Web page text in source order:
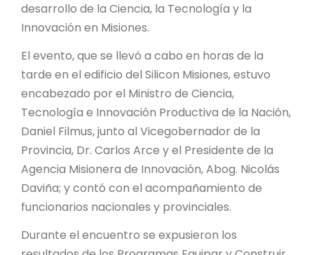
REPOSITORIO
CONTACTO
desarrollo de la Ciencia, la Tecnología y la
Innovación en Misiones.
El evento, que se llevó a cabo en horas de la
tarde en el edificio del Silicon Misiones, estuvo
encabezado por el Ministro de Ciencia,
Tecnología e Innovación Productiva de la Nación,
Daniel Filmus, junto al Vicegobernador de la
Provincia, Dr. Carlos Arce y el Presidente de la
Agencia Misionera de Innovación, Abog. Nicolás
Daviña; y contó con el acompañamiento de
funcionarios nacionales y provinciales.
Durante el encuentro se expusieron los